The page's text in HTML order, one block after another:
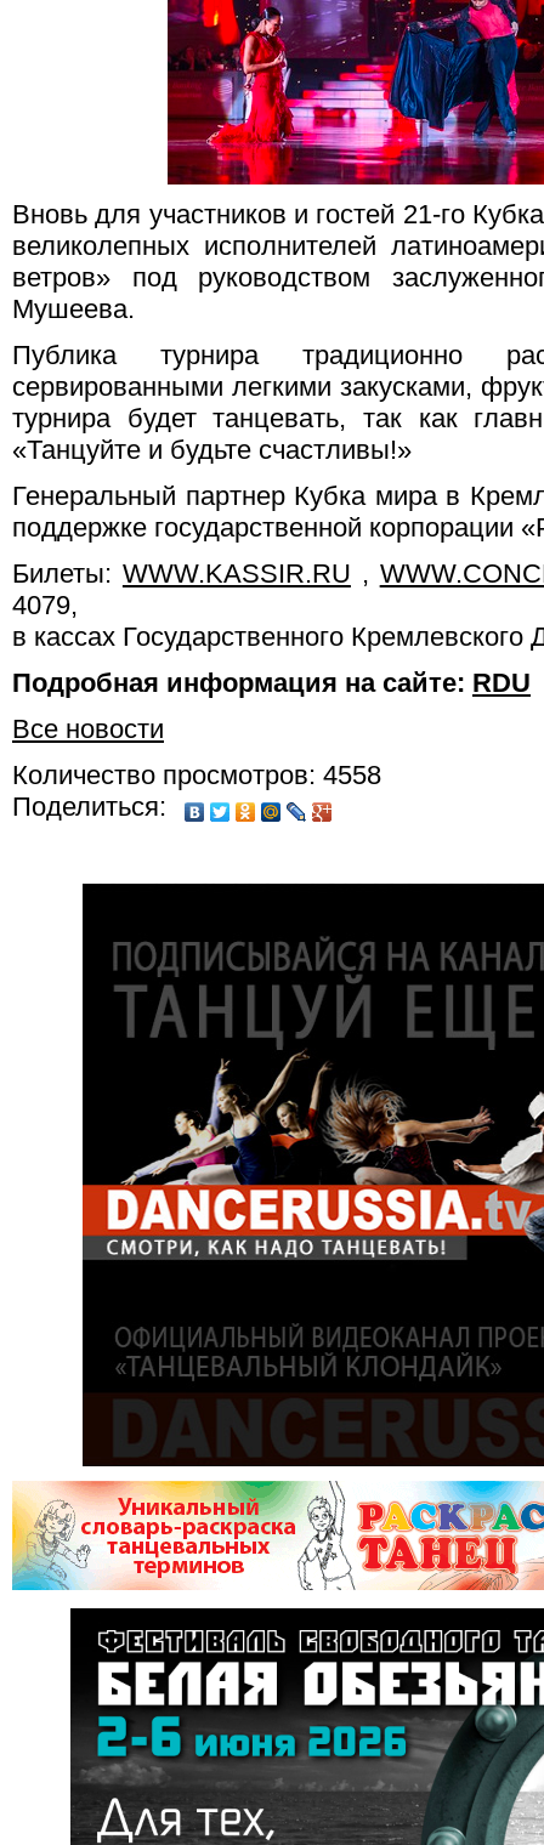
Вновь для участников и гостей 21-го
великолепных исполнителей
ветров» под руководством
Мушеева.
Публика турнира традиционно
сервированными легкими закусками,
турнира будет танцевать, так как
«Танцуйте и будьте счастливы!»
Генеральный партнер Кубка мира в
поддержке государственной корпорации
Билеты: WWW.KASSIR.RU ,
4079,
в кассах Государственного Кремлевского
Подробная информация на сайте: RDU
Все новости
Количество просмотров: 4558
Поделиться: